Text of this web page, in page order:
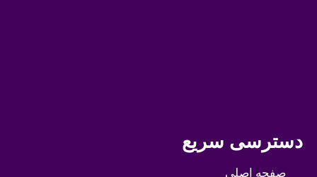
دسترسی سریع
صفحه اصلی